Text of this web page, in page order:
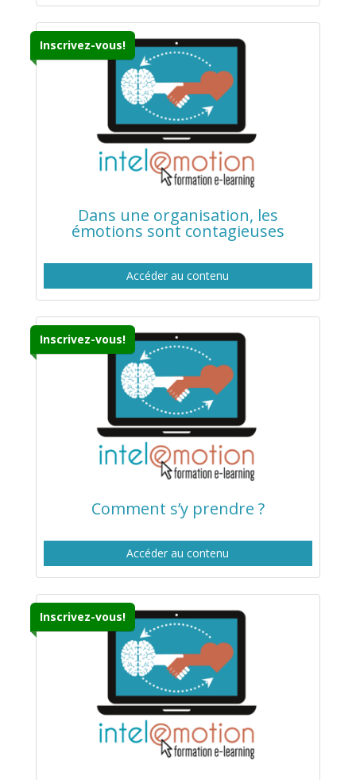
Inscrivez-vous!
Dans une organisation, les
émotions sont contagieuses
Accéder au contenu
Inscrivez-vous!
Comment s’y prendre ?
Accéder au contenu
Inscrivez-vous!